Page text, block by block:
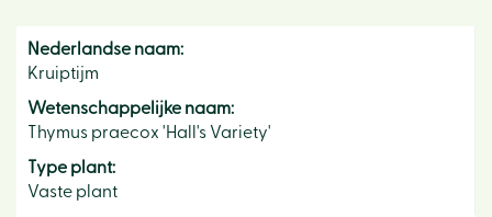
Nederlandse naam:
Kruiptijm
Wetenschappelijke naam:
Thymus praecox 'Hall's Variety'
Type plant:
Vaste plant